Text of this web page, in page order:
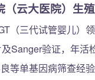
云大医院）生
（三代试管婴儿）
Sanger验证，年活
等单基因病筛查经